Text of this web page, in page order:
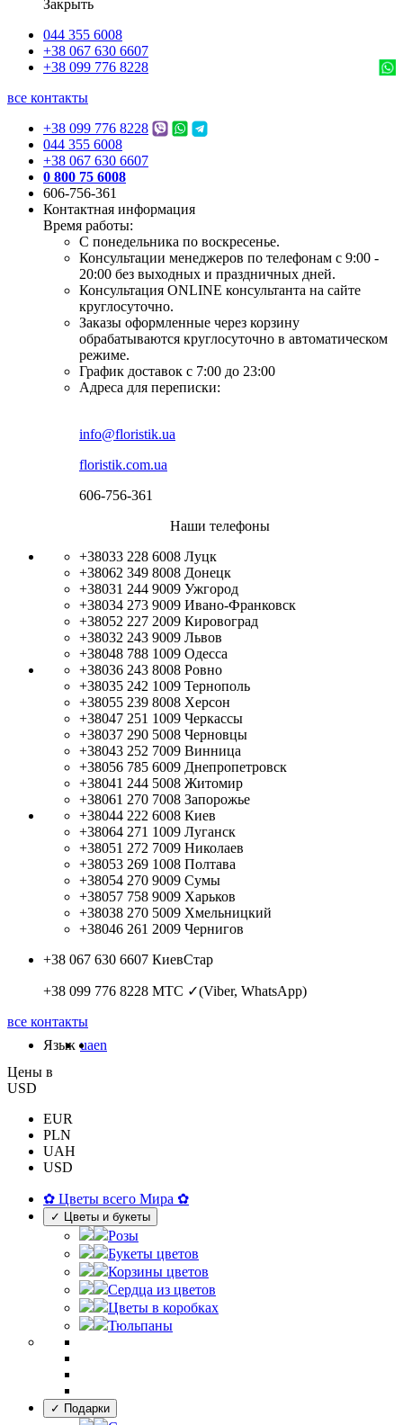
Закрыть
044 355 6008
+38 067 630 6607
+38 099 776 8228
все контакты
+38 099 776 8228
044 355 6008
+38 067 630 6607
0 800 75 6008
606-756-361
Контактная информация
Время работы:
С понедельника по воскресенье.
Консультации менеджеров по телефонам с 9:00 -
20:00 без выходных и праздничных дней.
Консультация ONLINE консультанта на сайте
круглосуточно.
Заказы оформленные через корзину
обрабатываются круглосуточно в автоматическом
режиме.
График доставок с 7:00 до 23:00
Адреса для переписки:
info@floristik.ua
floristik.com.ua
606-756-361
Наши телефоны
+38033 228 6008 Луцк
+38062 349 8008 Донецк
+38031 244 9009 Ужгород
+38034 273 9009 Ивано-Франковск
+38052 227 2009 Кировоград
+38032 243 9009 Львов
+38048 788 1009 Одесса
+38036 243 8008 Ровно
+38035 242 1009 Тернополь
+38055 239 8008 Херсон
+38047 251 1009 Черкассы
+38037 290 5008 Черновцы
+38043 252 7009 Винница
+38056 785 6009 Днепропетровск
+38041 244 5008 Житомир
+38061 270 7008 Запорожье
+38044 222 6008 Киев
+38064 271 1009 Луганск
+38051 272 7009 Николаев
+38053 269 1008 Полтава
+38054 270 9009 Сумы
+38057 758 9009 Харьков
+38038 270 5009 Хмельницкий
+38046 261 2009 Чернигов
+38 067 630 6607 КиевСтар
+38 099 776 8228 МТС ✓(Viber, WhatsApp)
все контакты
Язык uaen
Цены в
USD
EUR
PLN
UAH
USD
✿ Цветы всего Мира ✿
✓ Цветы и букеты
Розы
Букеты цветов
Корзины цветов
Сердца из цветов
Цветы в коробках
Тюльпаны
✓ Подарки